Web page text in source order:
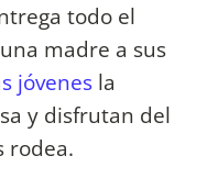
todo el
madre a sus
jóvenes la
y disfrutan del
rodea.